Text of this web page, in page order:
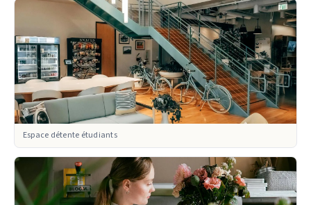
Espace détente étudiants